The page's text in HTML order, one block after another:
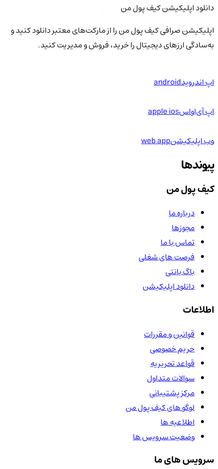
دانلود اپلیکیشن کیف‌ پول من
اپلیکیشن صرافی کیف پول من را از مارکت‌های معتبر دانلود کنید و
به‌سادگی ارزهای دیجیتال را خرید، فروش و مدیریت کنید.
اپ اندرویدandroid
اپ آی‌او‌اسapple ios
وب اپلیکیشنweb app
پیوندها
کیف پول من
درباره ما
مجوزها
تماس با ما
فرصت های شغلی
باگ بانتی
دانلود اپلیکیشن
اطلاعات
قوانین و مقررات
حریم خصوصی
قواعد تحریریه
سوالات متداول
مرکز پشتیبانی
لوگو های کیف پول من
اطلاعیه ها
وضعیت سرویس ها
سرویس های ما